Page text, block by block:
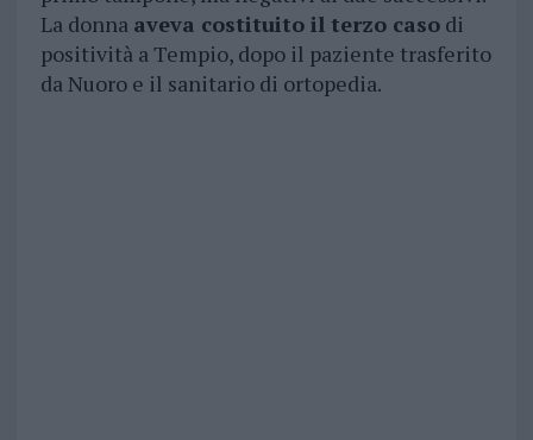
La donna aveva costituito il terzo casodi
positività a Tempio, dopo il paziente trasferito
da Nuoro e il sanitario di ortopedia.